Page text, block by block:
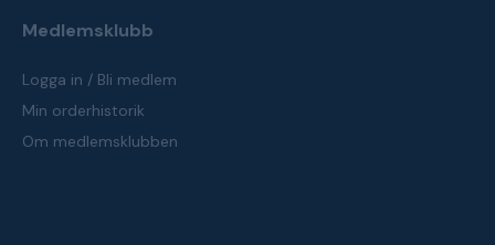
Medlemsklubb
Logga in / Bli medlem
Min orderhistorik
Om medlemsklubben